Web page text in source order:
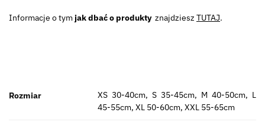
Informacje o tymjak dbać o produkty znajdziesz TUTAJ.
Rozmiar
XS 30-40cm, S 35-45cm, M 40-50cm, L
45-55cm, XL 50-60cm, XXL 55-65cm